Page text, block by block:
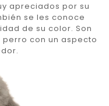
apreciados por su
se les conoce
de su color. Son
con un aspecto